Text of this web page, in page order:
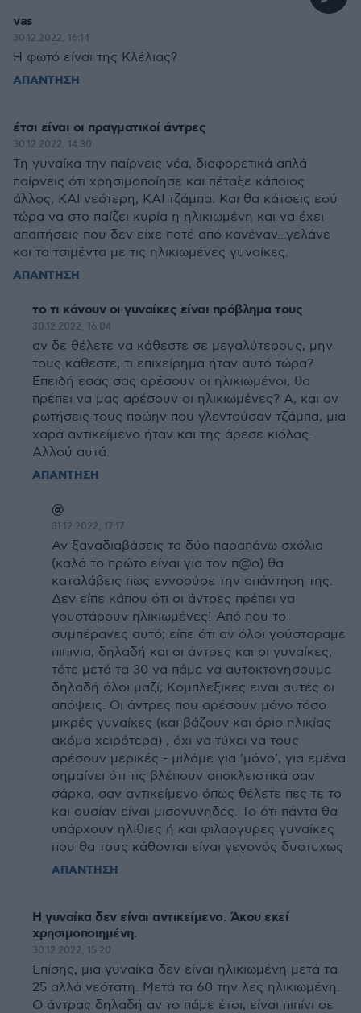
vas
30.12.2022, 16:14
Η φωτό είναι της Κλέλιας?
ΑΠΑΝΤΗΣΗ
έτσι είναι οι πραγματικοί άντρες
30.12.2022, 14:30
Τη γυναίκα την παίρνεις νέα, διαφορετικά απλά
παίρνεις ότι χρησιμοποίησε και πέταξε κάποιος
άλλος, ΚΑΙ νεότερη, ΚΑΙ τζάμπα. Και θα κάτσεις εσύ
τώρα να στο παίζει κυρία η ηλικιωμένη και να έχει
απαιτήσεις που δεν είχε ποτέ από κανέναν...γελάνε
και τα τσιμέντα με τις ηλικιωμένες γυναίκες.
ΑΠΑΝΤΗΣΗ
το τι κάνουν οι γυναίκες είναι πρόβλημα τους
30.12.2022, 16:04
αν δε θέλετε να κάθεστε σε μεγαλύτερους, μην
τους κάθεστε, τι επιχείρημα ήταν αυτό τώρα?
Επειδή εσάς σας αρέσουν οι ηλικιωμένοι, θα
πρέπει να μας αρέσουν οι ηλικιωμένες? Α, και αν
ρωτήσεις τους πρώην που γλεντούσαν τζάμπα, μια
χαρά αντικείμενο ήταν και της άρεσε κιόλας.
Αλλού αυτά.
ΑΠΑΝΤΗΣΗ
@
31.12.2022, 17:17
Αν ξαναδιαβάσεις τα δύο παραπάνω σχόλια
(καλά το πρώτο είναι για τον π@ο) θα
καταλάβεις πως εννοούσε την απάντηση της.
Δεν είπε κάπου ότι οι άντρες πρέπει να
γουστάρουν ηλικιωμένες! Από που το
συμπέρανες αυτό; είπε ότι αν όλοι γούσταραμε
πιπινια, δηλαδή και οι άντρες και οι γυναίκες,
τότε μετά τα 30 να πάμε να αυτοκτονησουμε
δηλαδή όλοι μαζί; Κομπλεξικες ειναι αυτές οι
απόψεις. Οι άντρες που αρέσουν μόνο τόσο
μικρές γυναίκες (και βάζουν και όριο ηλικίας
ακόμα χειρότερα) , όχι να τύχει να τους
αρέσουν μερικές - μιλάμε για 'μόνο', για εμένα
σημαίνει ότι τις βλέπουν αποκλειστικά σαν
σάρκα, σαν αντικείμενο όπως θέλετε πες τε το
και ουσίαν είναι μισογυνηδες. Το ότι πάντα θα
υπάρχουν ηλιθιες ή και φιλαργυρες γυναίκες
που θα τους κάθονται είναι γεγονός δυστυχως
ΑΠΑΝΤΗΣΗ
Η γυναίκα δεν είναι αντικείμενο. Άκου εκεί
χρησιμοποιημένη.
30.12.2022, 15:20
Επίσης, μια γυναίκα δεν είναι ηλικιωμένη μετά τα
25 αλλά νεότατη. Μετά τα 60 την λες ηλικιωμένη.
Ο άντρας δηλαδή αν το πάμε έτσι, είναι πιπίνι σε